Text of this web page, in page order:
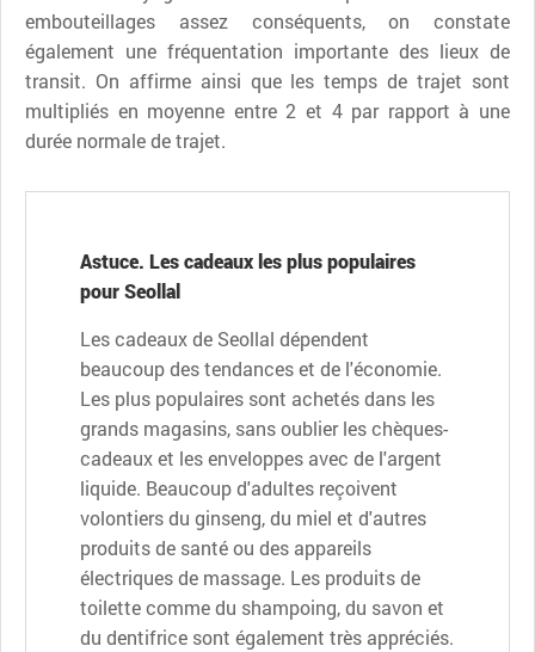
embouteillages assez conséquents, on constate
également une fréquentation importante des lieux de
transit. On affirme ainsi que les temps de trajet sont
multipliés en moyenne entre 2 et 4 par rapport à une
durée normale de trajet.
Astuce. Les cadeaux les plus populaires
pour Seollal
Les cadeaux de Seollal dépendent
beaucoup des tendances et de l'économie.
Les plus populaires sont achetés dans les
grands magasins, sans oublier les chèques-
cadeaux et les enveloppes avec de l'argent
liquide. Beaucoup d'adultes reçoivent
volontiers du ginseng, du miel et d'autres
produits de santé ou des appareils
électriques de massage. Les produits de
toilette comme du shampoing, du savon et
du dentifrice sont également très appréciés.